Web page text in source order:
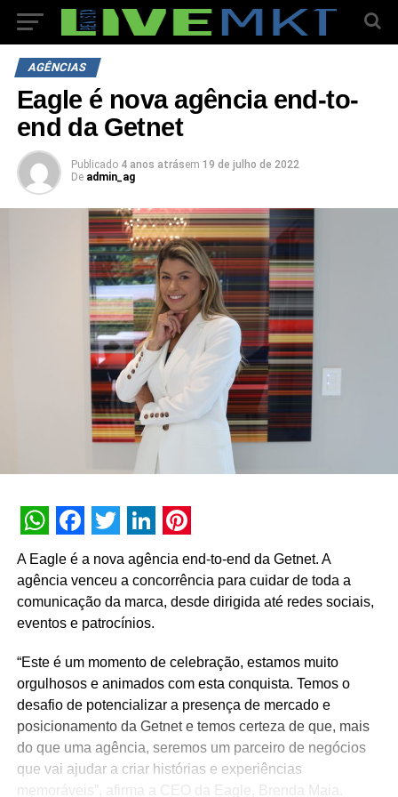
AGÊNCIAS
Eagle é nova agência end-to-
end da Getnet
Publicado 4 anos atrásem 19 de julho de 2022
De admin_ag
WhatsApp
Facebook
Twitter
LinkedIn
Pinterest
A Eagle é a nova agência end-to-end da Getnet. A
agência venceu a concorrência para cuidar de toda a
comunicação da marca, desde dirigida até redes sociais,
eventos e patrocínios.
“Este é um momento de celebração, estamos muito
orgulhosos e animados com esta conquista. Temos o
desafio de potencializar a presença de mercado e
posicionamento da Getnet e temos certeza de que, mais
do que uma agência, seremos um parceiro de negócios
que vai ajudar a criar histórias e experiências
memoráveis”, afirma a CEO da Eagle, Brenda Maia.